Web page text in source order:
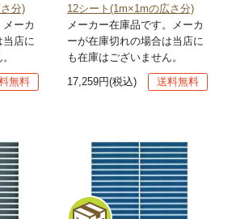
分)
ーカ
当店に
無料
12シート(1m×1mの広さ分)
メーカー在庫品です。メーカ
ーが在庫切れの場合は当店に
も在庫はございません。
17,259円(税込)
送料無料